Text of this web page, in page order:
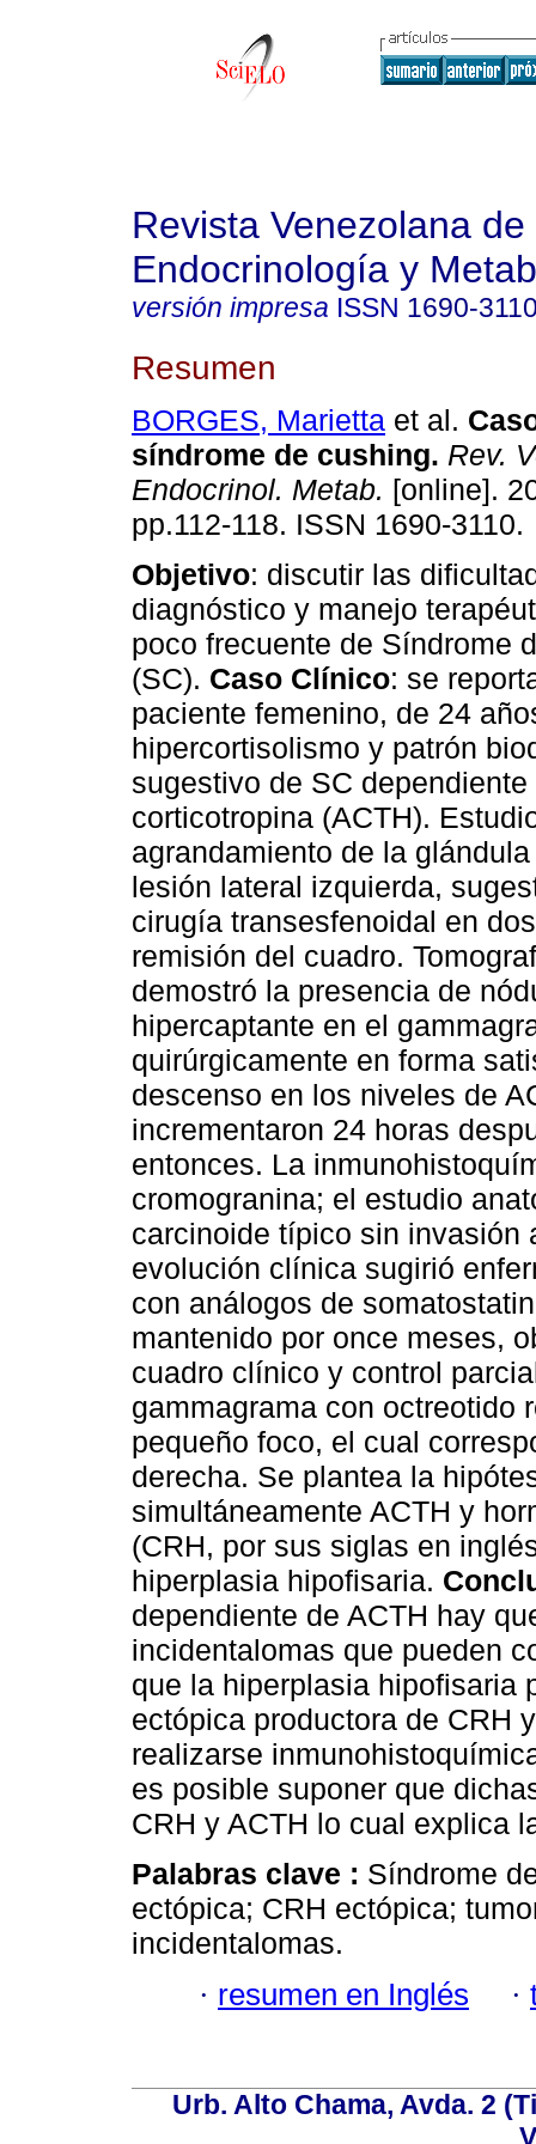
Revista Venezolana de
Endocrinología y
versión impresa ISSN 1690-
Resumen
BORGES, Marietta et al.
síndrome de cushing. Rev.
Endocrinol. Metab. [online].
pp.112-118. ISSN 1690-3110.
Objetivo: discutir las
diagnóstico y manejo
poco frecuente de Síndrome
(SC). Caso Clínico: se
paciente femenino, de 24
hipercortisolismo y patrón
sugestivo de SC dependiente
corticotropina (ACTH).
agrandamiento de la
lesión lateral izquierda,
cirugía transesfenoidal en
remisión del cuadro.
demostró la presencia de
hipercaptante en el
quirúrgicamente en forma
descenso en los niveles de
incrementaron 24 horas
entonces. La
cromogranina; el estudio
carcinoide típico sin invasión
evolución clínica sugirió
con análogos de
mantenido por once meses,
cuadro clínico y control
gammagrama con octreotido
pequeño foco, el cual
derecha. Se plantea la
simultáneamente ACTH y
(CRH, por sus siglas en
hiperplasia hipofisaria.
dependiente de ACTH hay
incidentalomas que pueden
que la hiperplasia hipofisaria
ectópica productora de CRH
realizarse
es posible suponer que
CRH y ACTH lo cual explica
Palabras clave : Síndrome
ectópica; CRH ectópica;
incidentalomas.
· resumen en Inglés ·
Urb. Alto Chama, Avda. 2